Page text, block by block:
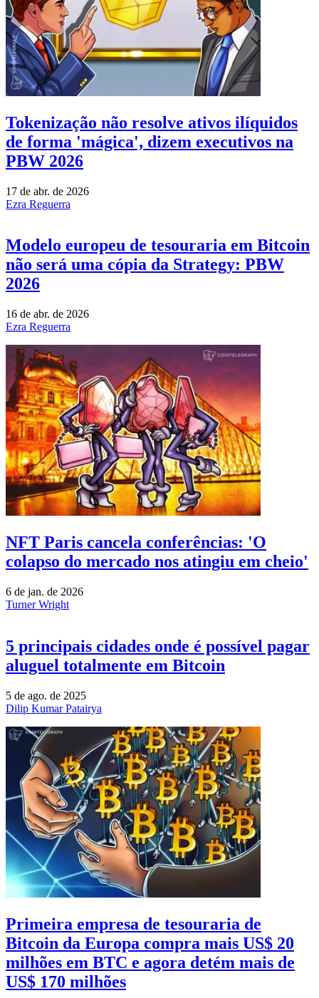
Tokenização não resolve ativos ilíquidos
de forma 'mágica', dizem executivos na
PBW 2026
17 de abr. de 2026
Ezra Reguerra
Modelo europeu de tesouraria em Bitcoin
não será uma cópia da Strategy: PBW
2026
16 de abr. de 2026
Ezra Reguerra
NFT Paris cancela conferências: 'O
colapso do mercado nos atingiu em cheio'
6 de jan. de 2026
Turner Wright
5 principais cidades onde é possível pagar
aluguel totalmente em Bitcoin
5 de ago. de 2025
Dilip Kumar Patairya
Primeira empresa de tesouraria de
Bitcoin da Europa compra mais US$ 20
milhões em BTC e agora detém mais de
US$ 170 milhões